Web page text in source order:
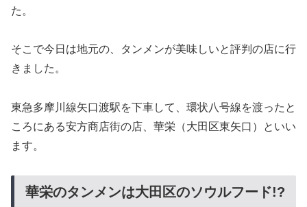
た。
そこで今日は地元の、タンメンが美味しいと評判の店に行
きました。
東急多摩川線矢口渡駅を下車して、環状八号線を渡ったと
ころにある安方商店街の店、華栄（大田区東矢口）といい
ます。
華栄のタンメンは大田区のソウルフード!?